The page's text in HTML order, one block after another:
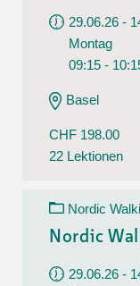
29.06.26 -
Montag
09:15 -
Basel
CHF 198.00
22 Lektionen
Nordic
Nordic
29.06.26 -